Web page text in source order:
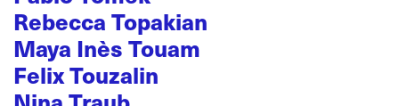
Rebecca Topakian
Maya Inès Touam
Felix Touzalin